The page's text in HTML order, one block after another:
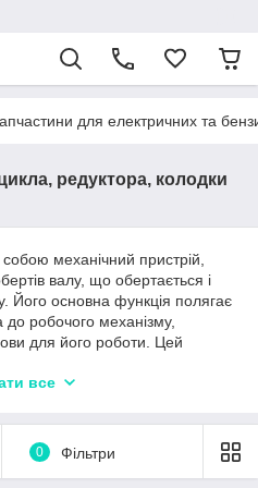
для електричних та
редуктора, колодки
механічний пристрій,
валу, що обертається і
Його основна функція полягає
до робочого механізму,
для його роботи. Цей
та підвищення
зубчастих коліс – приводного
Коли двигун обертає
все
0 Фільтри